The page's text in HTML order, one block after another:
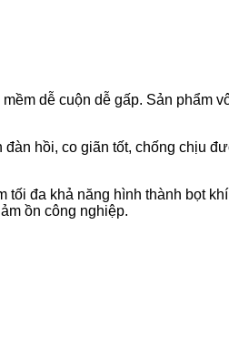
dễ cuộn dễ gấp. Sản phẩm
hồi, co giãn tốt, chống chịu
tối đa khả năng hình thành bọt
ồn công nghiệp.